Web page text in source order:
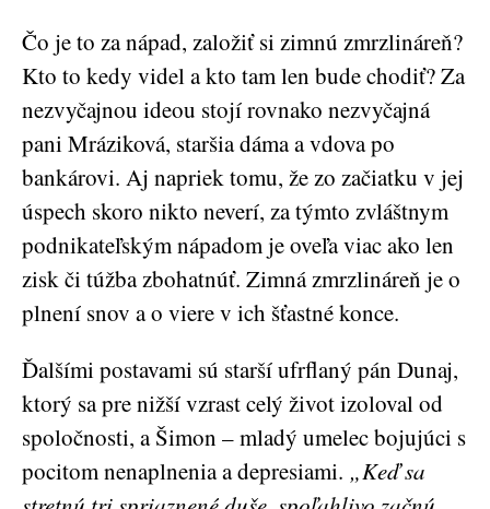
Čo je to za nápad, založiť si zimnú zmrzlináreň?
Kto to kedy videl a kto tam len bude chodiť? Za
nezvyčajnou ideou stojí rovnako nezvyčajná
pani Mráziková, staršia dáma a vdova po
bankárovi. Aj napriek tomu, že zo začiatku v jej
úspech skoro nikto neverí, za týmto zvláštnym
podnikateľským nápadom je oveľa viac ako len
zisk či túžba zbohatnúť. Zimná zmrzlináreň je o
plnení snov a o viere v ich šťastné konce.
Ďalšími postavami sú starší ufrflaný pán Dunaj,
ktorý sa pre nižší vzrast celý život izoloval od
spoločnosti, a Šimon – mladý umelec bojujúci s
pocitom nenaplnenia a depresiami. „Keď sa